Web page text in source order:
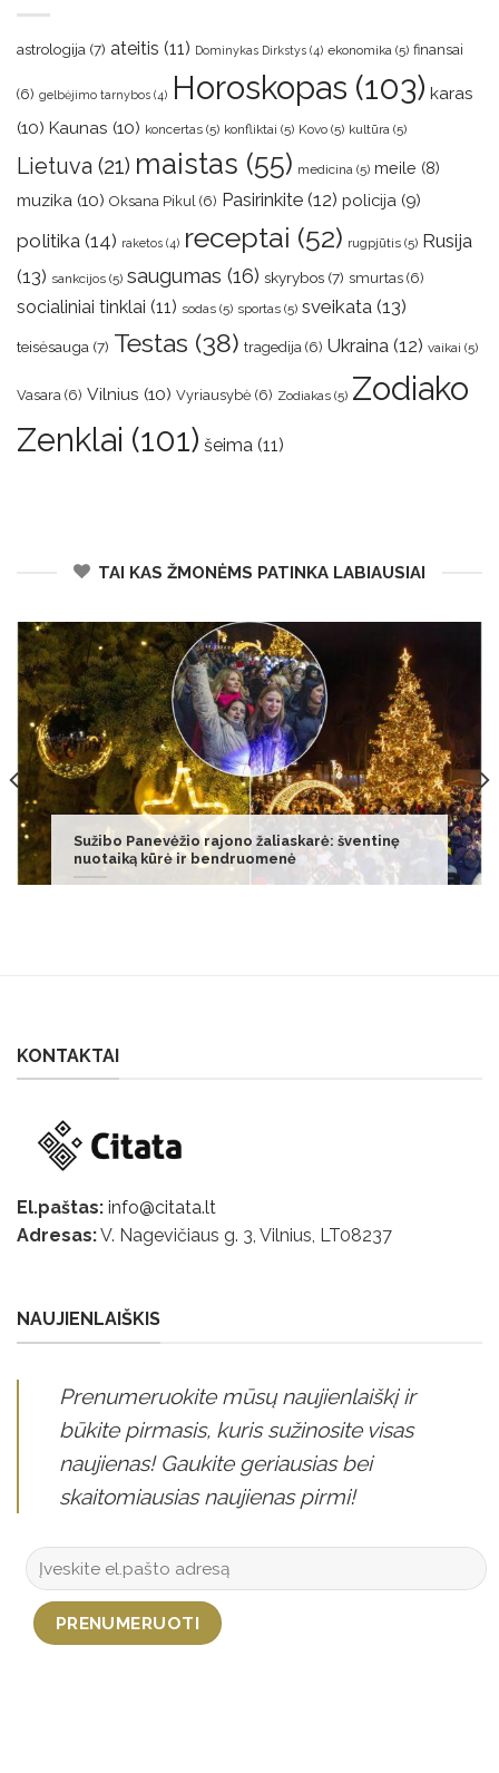
astrologija (7) ateitis (11) Dominykas Dirkstys (4) ekonomika (5) finansai
(6) gelbėjimo tarnybos (4) Horoskopas (103) karas
(10) Kaunas (10) koncertas (5) konfliktai (5) Kovo (5) kultūra (5)
Lietuva (21) maistas (55) medicina (5) meile (8)
muzika (10) Oksana Pikul (6) Pasirinkite (12) policija (9)
politika (14) raketos (4) receptai (52) rugpjūtis (5) Rusija
(13) sankcijos (5) saugumas (16) skyrybos (7) smurtas (6)
socialiniai tinklai (11) sodas (5) sportas (5) sveikata (13)
teisėsauga (7) Testas (38) tragedija (6) Ukraina (12) vaikai (5)
Vasara (6) Vilnius (10) Vyriausybė (6) Zodiakas (5) Zodiako
Zenklai (101) šeima (11)
TAI KAS ŽMONĖMS PATINKA LABIAUSIAI
Lietuvos plaukimo čempionate kovojo ir penki
paraatletai
KONTAKTAI
El.paštas: info@citata.lt
Adresas:V. Nagevičiaus g. 3, Vilnius, LT08237
NAUJIENLAIŠKIS
Prenumeruokite mūsų naujienlaiškį ir
būkite pirmasis, kuris sužinosite visas
naujienas! Gaukite geriausias bei
skaitomiausias naujienas pirmi!